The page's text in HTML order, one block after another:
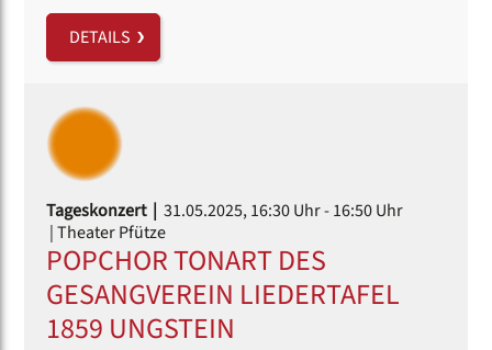
DETAILS
Tageskonzert | 31.05.2025, 16:30 Uhr- 16:50 Uhr
| Theater Pfütze
POPCHOR TONART DES
GESANGVEREIN LIEDERTAFEL
1859 UNGSTEIN